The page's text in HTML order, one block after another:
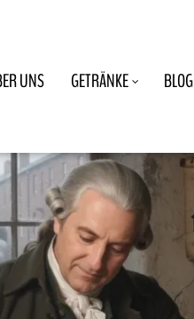
UNS GETRÄNKE BLOG